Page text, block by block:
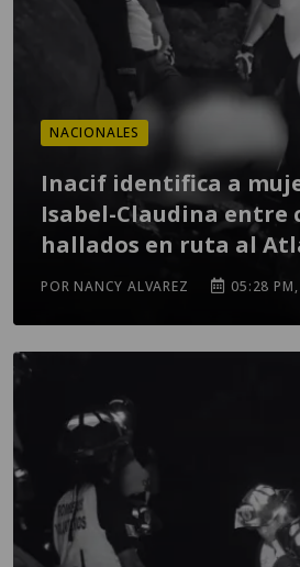
NACIONALES
Inacif identifica a
Isabel-Claudina entre
hallados en ruta al
POR NANCY ALVAREZ 05:28